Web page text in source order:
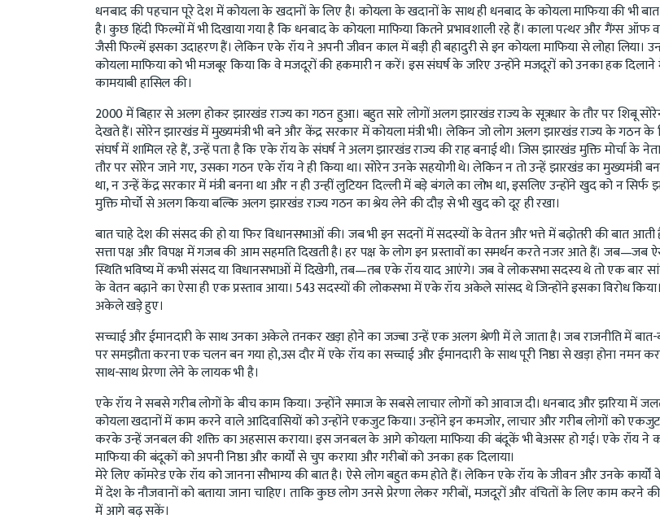
धनबाद की पहचान पूरे देश में कोयला के खदानों के लिए है। कोयला के खदानों के साथ ही धनबाद के कोयला माफिया की भी
है। कुछ हिंदी फिल्मों में भी दिखाया गया है कि धनबाद के कोयला माफिया कितने प्रभावशाली रहे हैं। काला पत्थर और गैंग्स ऑफ
जैसी फिल्में इसका उदाहरण हैं। लेकिन एके रॉय ने अपनी जीवन काल में बड़ी ही बहादुरी से इन कोयला माफिया से लोहा लिया।
कोयला माफिया को भी मजबूर किया कि वे मजदूरों की हकमारी न करें। इस संघर्ष के जरिए उन्होंने मजदूरों को उनका हक दिलाने
कामयाबी हासिल की।
2000 में बिहार से अलग होकर झारखंड राज्य का गठन हुआ। बहुत सारे लोगों अलग झारखंड राज्य के सूत्रधार के तौर पर शिबू
देखते हैं। सोरेन झारखंड में मुख्यमंत्री भी बने और केंद्र सरकार में कोयला मंत्री भी। लेकिन जो लोग अलग झारखंड राज्य के गठन के
संघर्ष में शामिल रहे हैं, उन्हें पता है कि एके रॉय के संघर्ष ने अलग झारखंड राज्य की राह बनाई थी। जिस झारखंड मुक्ति मोर्चा के
तौर पर सोरेन जाने गए, उसका गठन एके रॉय ने ही किया था। सोरेन उनके सहयोगी थे। लेकिन न तो उन्हें झारखंड का मुख्यमंत्री
था, न उन्हें केंद्र सरकार में मंत्री बनना था और न ही उन्हीं लुटियन दिल्ली में बड़े बंगले का लोभ था, इसलिए उन्होंने खुद को न सिर्फ
मुक्ति मोर्चो से अलग किया बल्कि अलग झारखंड राज्य गठन का श्रेय लेने की दौड़ से भी खुद को दूर ही रखा।
बात चाहे देश की संसद की हो या फिर विधानसभाओं की। जब भी इन सदनों में सदस्यों के वेतन और भत्ते में बढ़ोतरी की बात आती
सत्ता पक्ष और विपक्ष में गजब की आम सहमति दिखती है। हर पक्ष के लोग इन प्रस्तावों का समर्थन करते नजर आते हैं। जब—जब
स्थिति भविष्य में कभी संसद या विधानसभाओं में दिखेगी, तब—तब एके रॉय याद आएंगे। जब वे लोकसभा सदस्य थे तो एक बार
के वेतन बढ़ाने का ऐसा ही एक प्रस्ताव आया। 543 सदस्यों की लोकसभा में एके रॉय अकेले सांसद थे जिन्होंने इसका विरोध
अकेले खड़े हुए।
सच्चाई और ईमानदारी के साथ उनका अकेले तनकर खड़ा होने का जज्बा उन्हें एक अलग श्रेणी में ले जाता है। जब राजनीति में बात-
पर समझौता करना एक चलन बन गया हो,उस दौर में एके रॉय का सच्चाई और ईमानदारी के साथ पूरी निष्ठा से खड़ा होना नमन
साथ-साथ प्रेरणा लेने के लायक भी है।
एके रॉय ने सबसे गरीब लोगों के बीच काम किया। उन्होंने समाज के सबसे लाचार लोगों को आवाज दी। धनबाद और झरिया में
कोयला खदानों में काम करने वाले आदिवासियों को उन्होंने एकजुट किया। उन्होंने इन कमजोर, लाचार और गरीब लोगों को एकजुट
करके उन्हें जनबल की शक्ति का अहसास कराया। इस जनबल के आगे कोयला माफिया की बंदूकें भी बेअसर हो गई। एके रॉय ने
माफिया की बंदूकों को अपनी निष्ठा और कार्यों से चुप कराया और गरीबों को उनका हक दिलाया।
मेरे लिए कॉमरेड एके रॉय को जानना सौभाग्य की बात है। ऐसे लोग बहुत कम होते हैं। लेकिन एके रॉय के जीवन और उनके कार्यों
में देश के नौजवानों को बताया जाना चाहिए। ताकि कुछ लोग उनसे प्रेरणा लेकर गरीबों, मजदूरों और वंचितों के लिए काम करने
में आगे बढ़ सकें।